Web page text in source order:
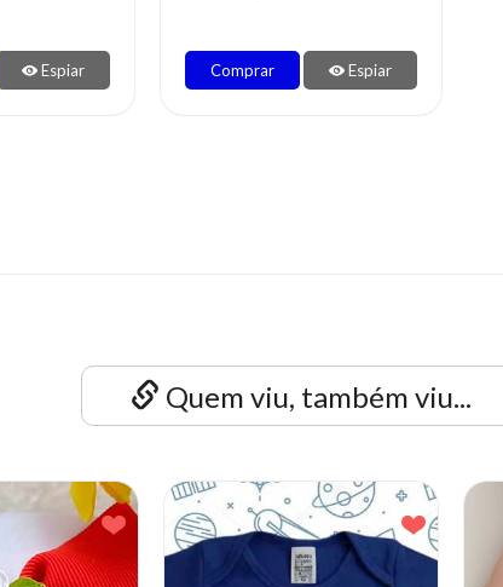
Espiar Comprar Espiar
Quem viu, também viu...